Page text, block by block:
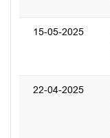
15-05-2025
22-04-2025